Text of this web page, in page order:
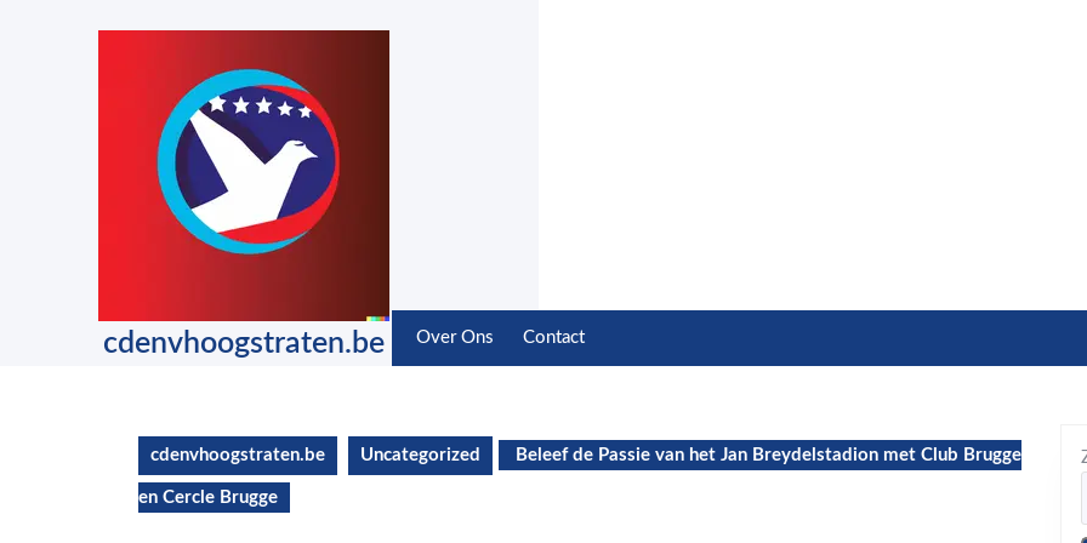
cdenvhoogstraten.be Over Ons Contact
cdenvhoogstraten.be Uncategorized Beleef de Passie van het Jan Breydelstadion met Club Brugge
en Cercle Brugge